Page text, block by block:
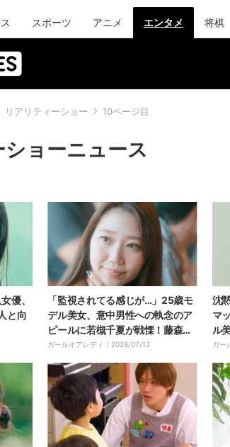
スポーツ アニメ エンタメ 将棋
リアリティーショー 10ページ目
ョーニュース
優、
と向
「監視されてる感じが…」25歳モ
デル美女、意中男性への執念のア
ピールに若槻千夏が戦慄！藤森慎
吾も「手がつけられない状態」
ガールオアレディ｜ 2026/07/12
沈
マ
ル
夏
ガー